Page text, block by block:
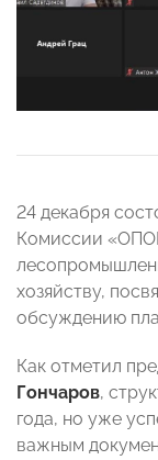
24 декабря
Комиссии
хозяйству,
обсуждению
Как отметил
Гончаров,
года, но уже
важным